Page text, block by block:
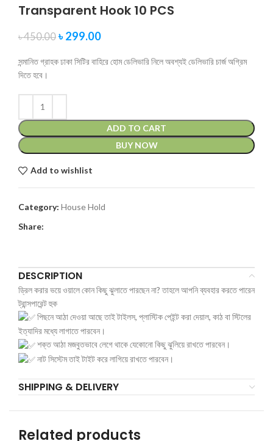
Transparent Hook 10 PCS
৳450.00 ৳299.00
সন্মানিত গ্রাহক ঢাকা সিটির বাহিরে হোম ডেলিভারি নিলে অবশ্যই ডেলিভারি চার্জ অগ্রিম
দিতে হবে।
ADD TO CART
BUY NOW
Add to wishlist
Category: House Hold
Share:
DESCRIPTION
ড্রিল করার ভয়ে ওয়ালে কোন কিছু ঝুলাতে পারছেন না? তাহলে আপনি ব্যবহার করতে পারেন
ট্রান্সপারেন্ট হুক
পিছনে আঠা দেওয়া আছে তাই টাইলস, প্লাস্টিক পেইন্ট করা দেয়াল, কাঠ বা স্টিলের
ইত্যাদির মধ্যে লাগাতে পারবেন।
শক্ত আঠা মজবুতভাবে লেগে থাকে যেকোনো কিছু ঝুলিয়ে রাখতে পারবেন।
নাট সিস্টেম তাই টাইট করে লাগিয়ে রাখতে পারবেন।
SHIPPING & DELIVERY
Related products